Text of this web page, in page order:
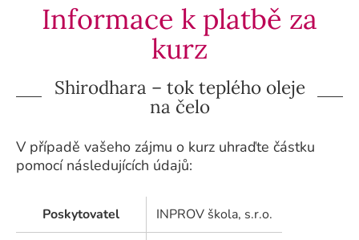
Informace k platbě za
kurz
Shirodhara – tok teplého oleje
na čelo
V případě vašeho zájmu o kurz uhraďte částku
pomocí následujících údajů:
Poskytovatel INPROV škola, s.r.o.